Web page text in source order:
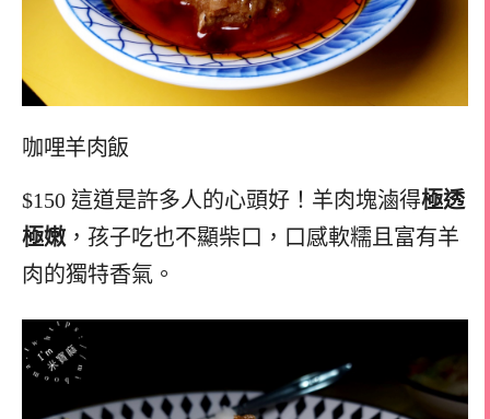
咖哩羊肉飯
$150 這道是許多人的心頭好！羊肉塊滷得極透
極嫩 ，孩子吃也不顯柴口，口感軟糯且富有羊
肉的獨特香氣。